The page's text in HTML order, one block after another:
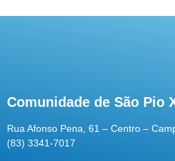
Comunidade de São Pio
Rua Afonso Pena, 61 – Centro –
(83) 3341-7017